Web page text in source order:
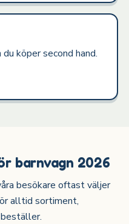
köper second hand.
barnvagn 2026
besökare oftast väljer
alltid sortiment,